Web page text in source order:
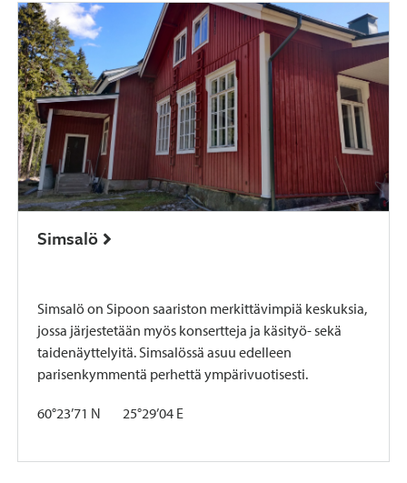
Simsalö
Simsalö on Sipoon saariston merkittävimpiä keskuksia,
jossa järjestetään myös konsertteja ja käsityö- sekä
taidenäyttelyitä. Simsalössä asuu edelleen
parisenkymmentä perhettä ympärivuotisesti.
60°23’71 N 25°29’04 E